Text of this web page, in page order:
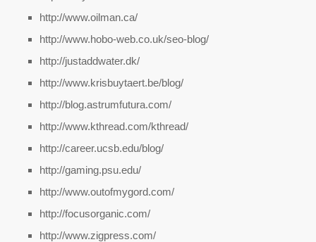
http://www.oilman.ca/
http://www.hobo-web.co.uk/seo-blog/
http://justaddwater.dk/
http://www.krisbuytaert.be/blog/
http://blog.astrumfutura.com/
http://www.kthread.com/kthread/
http://career.ucsb.edu/blog/
http://gaming.psu.edu/
http://www.outofmygord.com/
http://focusorganic.com/
http://www.zigpress.com/